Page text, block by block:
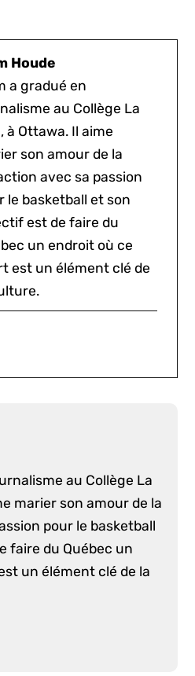
Houde
a gradué en
au Collège La
à Ottawa. Il aime
son amour de la
avec sa passion
le basketball et son
est de faire du
un endroit où ce
est un élément clé de
au Collège La
marier son amour de la
pour le basketball
faire du Québec un
un élément clé de la